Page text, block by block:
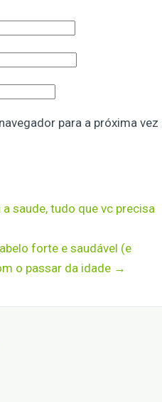
para a próxima vez
saude, tudo que vc precisa
forte e saudável (e
o passar da idade →